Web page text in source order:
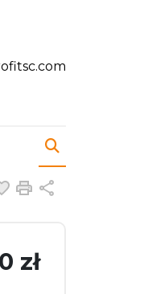
Dodaj do
Drukuj
zł